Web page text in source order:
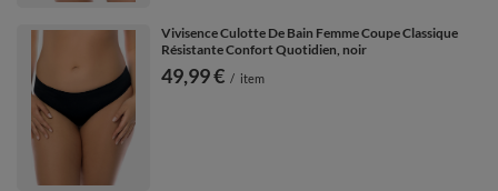
Vivisence Culotte De Bain Femme Coupe Classique
Résistante Confort Quotidien, noir
49,99 € / item